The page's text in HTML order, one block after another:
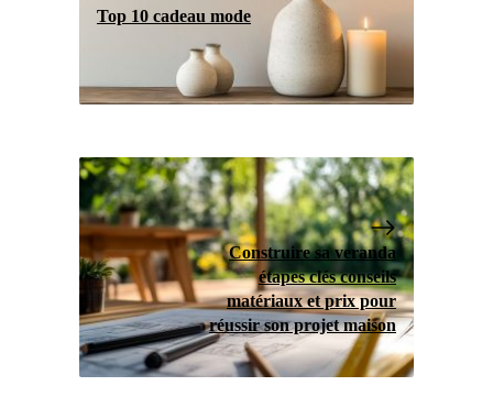
Top 10 cadeau mode
Construire sa veranda
étapes clés conseils
matériaux et prix pour
réussir son projet maison